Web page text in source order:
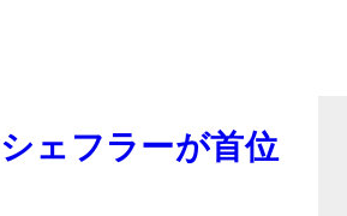
ェフラーが首位